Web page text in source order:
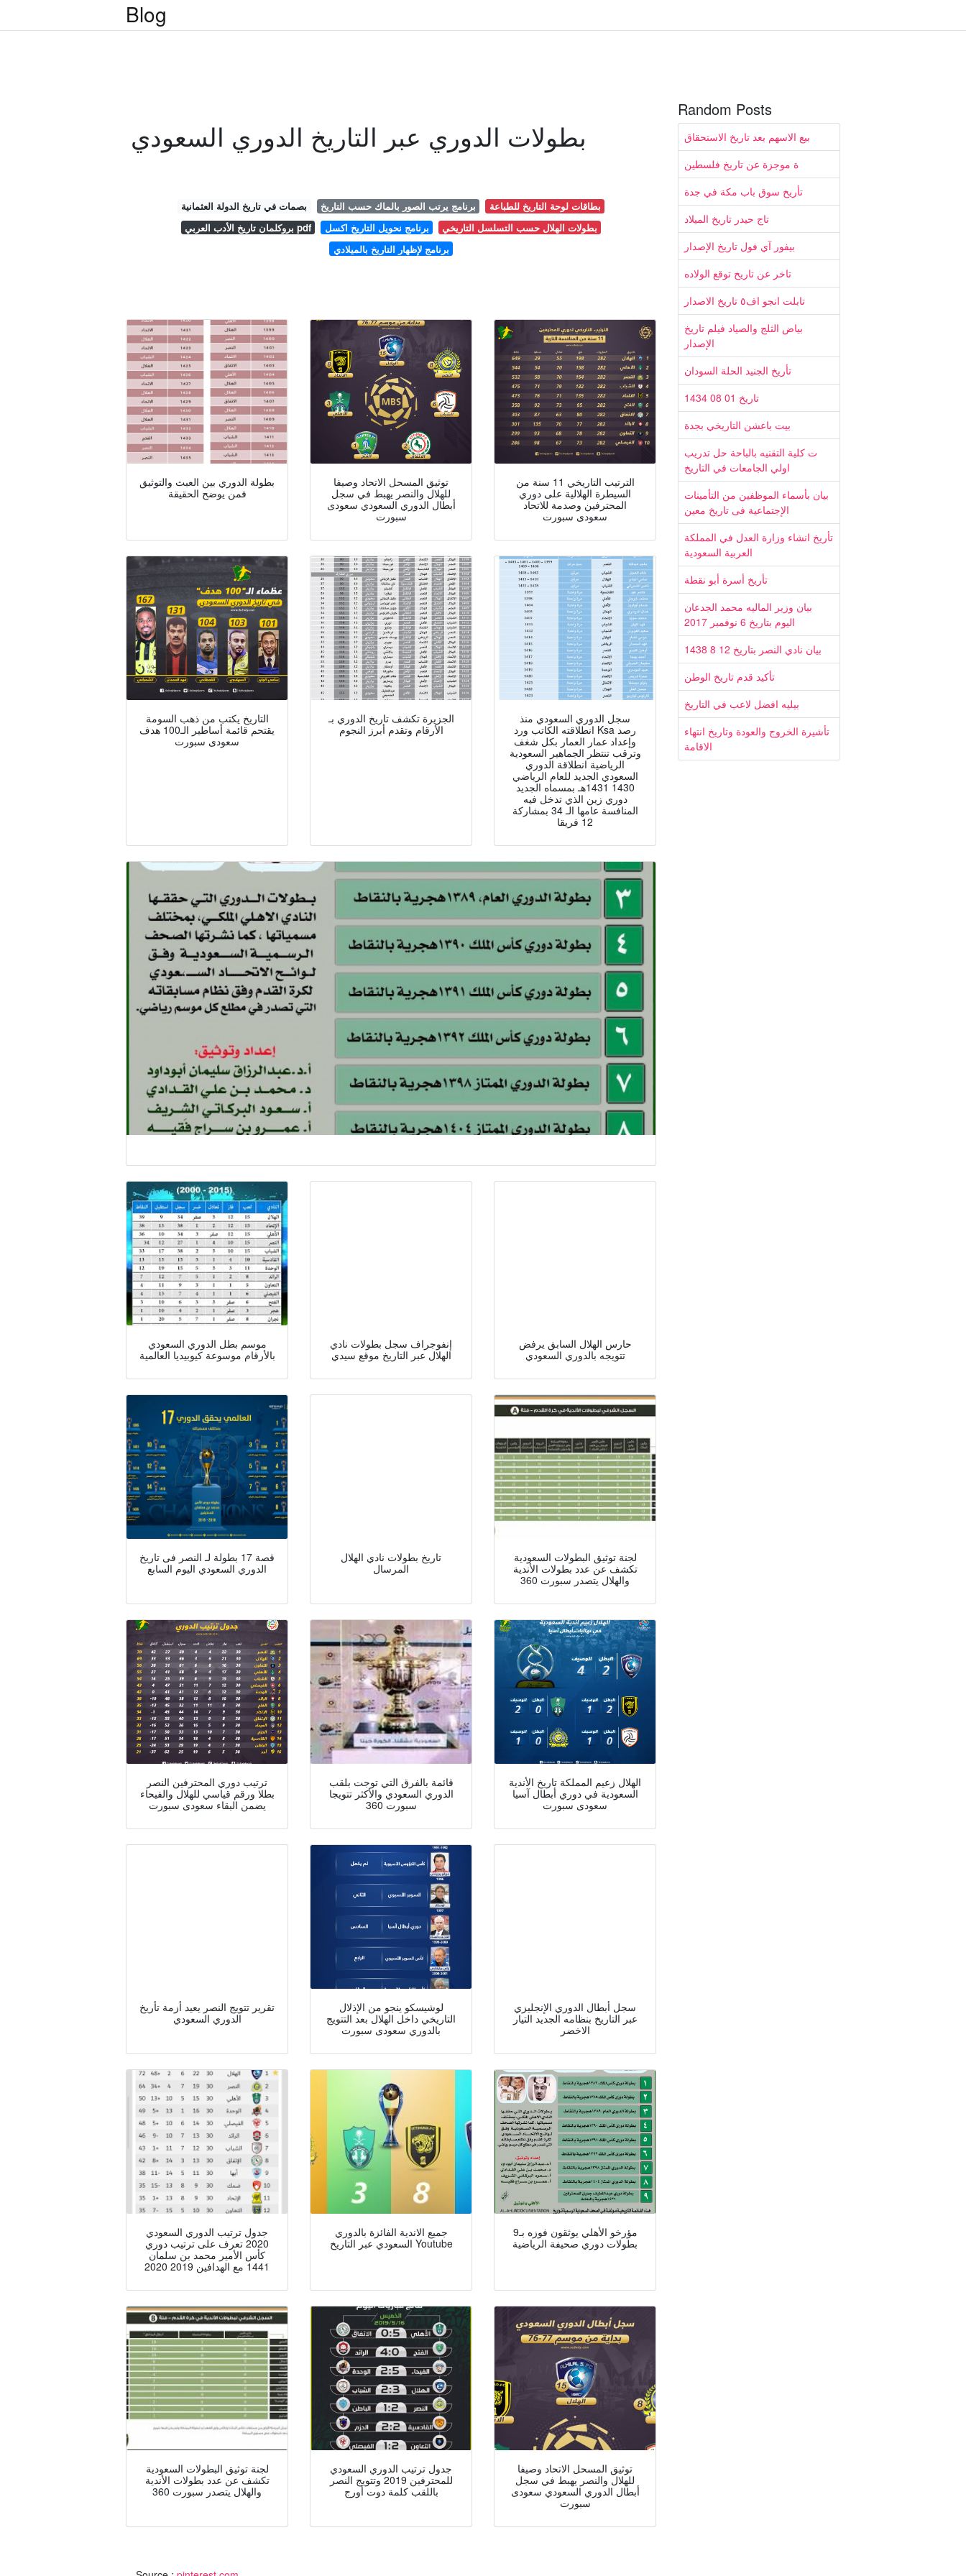
Blog
بطولات الدوري عبر التاريخ الدوري السعودي
بصمات في تاريخ الدولة العثمانية برنامج يرتب الصور بالماك حسب التاريخ
بطاقات لوحة التاريخ للطباعة
بروكلمان تاريخ الأدب العربي pdf
برنامج نحويل التاريخ اكسل
بطولات الهلال حسب التسلسل التاريخي
برنامج لإظهار التاريخ بالميلادي
بطولة الدوري بين العبث والتوثيق
فمن يوضح الحقيقة
توثيق المسحل الاتحاد وصيفا
للهلال والنصر يهبط في سجل
أبطال الدوري السعودي سعودى
سبورت
الترتيب التاريخي 11 سنة من
السيطرة الهلالية على دوري
المحترفين وصدمة للاتحاد
سعودى سبورت
التاريخ يكتب من ذهب السومة
يقتحم قائمة أساطير الـ100 هدف
سعودى سبورت
الجزيرة تكشف تاريخ الدوري بـ
الأرقام وتقدم أبرز النجوم
سجل الدوري السعودي منذ
انطلاقته الكاتب ورد Ksa رصد
وإعداد عمار العمار بكل شغف
وترقب تنتظر الجماهير السعودية
الرياضية انطلاقة الدوري
السعودي الجديد للعام الرياضي
1430 1431هـ بمسماه الجديد
دوري زين الذي تدخل فيه
المنافسة عامها الـ 34 بمشاركة
12 فريقا
موسم بطل الدوري السعودي
بالأرقام موسوعة كيوبيديا العالمية
إنفوجراف سجل بطولات نادي
الهلال عبر التاريخ موقع سيدي
حارس الهلال السابق يرفض
تتويجه بالدوري السعودي
قصة 17 بطولة لـ النصر فى تاريخ
الدوري السعودي اليوم السابع
تاريخ بطولات نادي الهلال
المرسال
لجنة توثيق البطولات السعودية
تكشف عن عدد بطولات الأندية
والهلال يتصدر سبورت 360
ترتيب دوري المحترفين النصر
بطلا ورقم قياسي للهلال والفيحاء
يضمن البقاء سعودى سبورت
قائمة بالفرق التي توجت بلقب
الدوري السعودي والأكثر تتويجا
سبورت 360
الهلال زعيم المملكة تاريخ الأندية
السعودية في دوري أبطال آسيا
سعودى سبورت
تقرير تتويج النصر يعيد أزمة تأريخ
الدوري السعودي
لوشيسكو ينجو من الإذلال
التاريخي داخل الهلال بعد التتويج
بالدوري سعودى سبورت
سجل أبطال الدوري الإنجليزي
عبر التاريخ بنظامه الجديد التيار
الاخضر
جدول ترتيب الدوري السعودي
2020 تعرف على ترتيب دوري
كأس الأمير محمد بن سلمان
1441 مع الهدافين 2019 2020
جميع الاندية الفائزة بالدوري
السعودي عبر التاريخ Youtube
مؤرخو الأهلي يوثقون فوزه بـ9
بطولات دوري صحيفة الرياضية
لجنة توثيق البطولات السعودية
تكشف عن عدد بطولات الأندية
والهلال يتصدر سبورت 360
جدول ترتيب الدوري السعودي
للمحترفين 2019 وتتويج النصر
باللقب كلمة دوت أورج
توثيق المسحل الاتحاد وصيفا
للهلال والنصر يهبط في سجل
أبطال الدوري السعودي سعودى
سبورت
Random Posts
بيع الاسهم بعد تاريخ الاستحقاق
ة موجزة عن تاريخ فلسطين
تأريخ سوق باب مكة في جدة
تاج حيدر تاريخ الميلاد
بيفور آي فول تاريخ الإصدار
تاخر عن تاريخ توقع الولاده
تابلت انجو اف٥ تاريخ الاصدار
بياض الثلج والصياد فيلم تاريخ
الإصدار
تأريخ الجنيد الحلة السودان
تاريخ 01 08 1434
بيت باعشن التاريخي بجدة
ت كلية التقنيه بالباحة حل تدريب
اولي الجامعات في التاريخ
بيان بأسماء الموظفين من التأمينات
الإجتماعية فى تاريخ معين
تأريخ انشاء وزارة العدل في المملكة
العربية السعودية
تأريخ أسرة أبو نقطة
بيان وزير الماليه محمد الجدعان
اليوم بتاريخ 6 نوفمبر 2017
بيان نادي النصر بتاريخ 12 8 1438
تأكيد قدم تاريخ الوطن
بيليه افضل لاعب في التاريخ
تأشيرة الخروج والعودة وتاريخ انتهاء
الاقامة